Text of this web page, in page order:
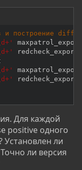
и построение diff
Для каждой
positive одного
Установлен ли
ли версия